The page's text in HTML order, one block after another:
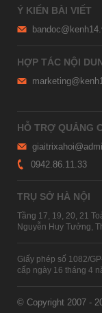
Ý KIẾN BÀI VIẾT
HỢP TÁC NỘI
HỖ TRỢ QUẢNG
0942.86.11.33
TRỤ SỞ HÀ NỘI
Tầng 17, 19, 20, 21
Nguyễn Huy Tưởng,
Giấy phép số 1082/
cấp ngày 16 tháng 4
© Copyright 2007 -